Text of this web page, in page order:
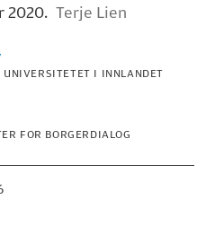
2020. Terje Lien
I INNLANDET
FOR BORGERDIALOG